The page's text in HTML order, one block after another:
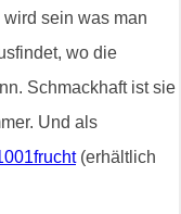
sein was man
wo die
Schmackhaft ist sie
Und als
(erhältlich